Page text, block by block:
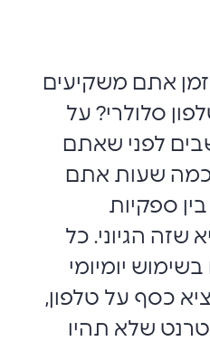
אתם משקיעים
סלולרי? על
לפני שאתם
כמה שעות אתם
ספקיות
שזה הגיוני. כל
יומיומי
כסף על טלפון,
שלא תהיו